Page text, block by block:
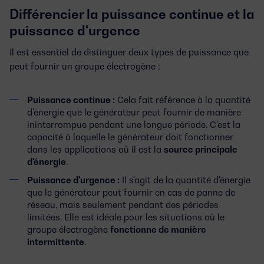
Différencier la puissance continue et la
puissance d'urgence
Il est essentiel de distinguer deux types de puissance que
peut fournir un groupe électrogène :
Puissance continue : Cela fait référence à la quantité
d'énergie que le générateur peut fournir de manière
ininterrompue pendant une longue période. C'est la
capacité à laquelle le générateur doit fonctionner
dans les applications où il est la source principale
d'énergie.
Puissance d'urgence : Il s'agit de la quantité d'énergie
que le générateur peut fournir en cas de panne de
réseau, mais seulement pendant des périodes
limitées. Elle est idéale pour les situations où le
groupe électrogène fonctionne de manière
intermittente.